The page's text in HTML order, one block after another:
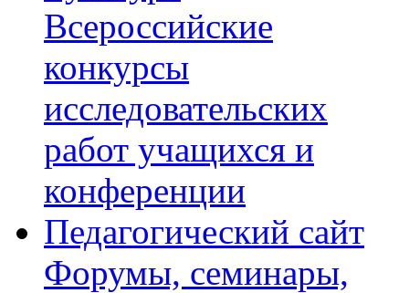
Всероссийские
конкурсы
исследовательских
работ учащихся и
конференции
Педагогический сайт
Форумы, семинары,